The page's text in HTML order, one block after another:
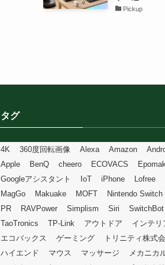
Pickup
タグ
4K 360度回転画像 Alexa Amazon
Apple
BenQ cheero ECOVACS
Googleアシスタント
IoT iPhone Lofree
MagGo
Makuake MOFT Nintendo Switch
PR
RAVPower Simplism Siri
SwitchBot
TaoTronics
TP-Link アウトドア
インテリ
エコバックス
ゲーミング
トリニティ株式
ハイエンド
マウス マッサージ
メカニカ